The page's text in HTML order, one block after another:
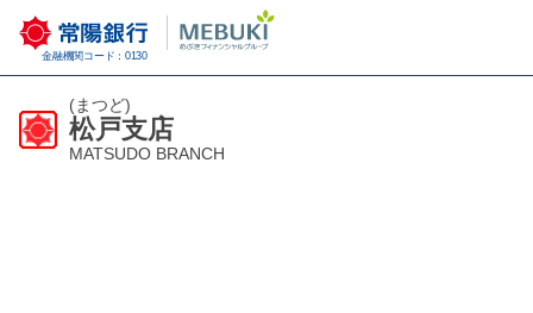
金融機関コード：0130
(まつど)
松戸支店
MATSUDO BRANCH